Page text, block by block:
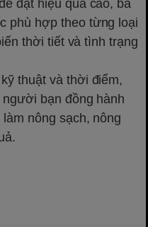
đạt hiệu quả cao, bà
phù hợp theo từng loại
thời tiết và tình trạng
thuật và thời điểm,
bạn đồng hành
nông sạch, nông